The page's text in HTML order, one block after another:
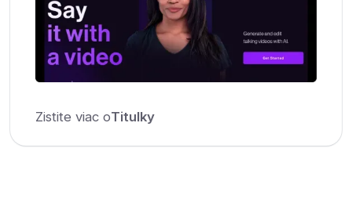
Zistite viac oTitulky